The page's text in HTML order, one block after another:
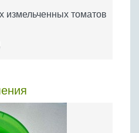
измельченных томатов